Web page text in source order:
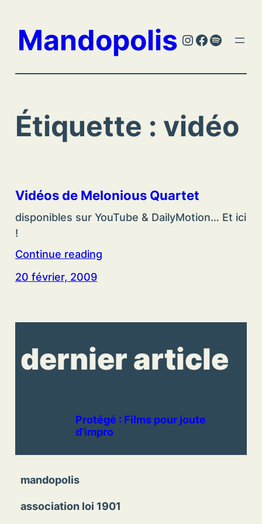
contenu
Mandopolis Instagram
Facebook
Spotify
Étiquette : vidéo
Vidéos de Melonious Quartet
disponibles sur YouTube & DailyMotion… Et ici
!
Continue reading
20 février, 2009
dernier article
Protégé : Films pour joute
d’impro
mandopolis
association loi 1901